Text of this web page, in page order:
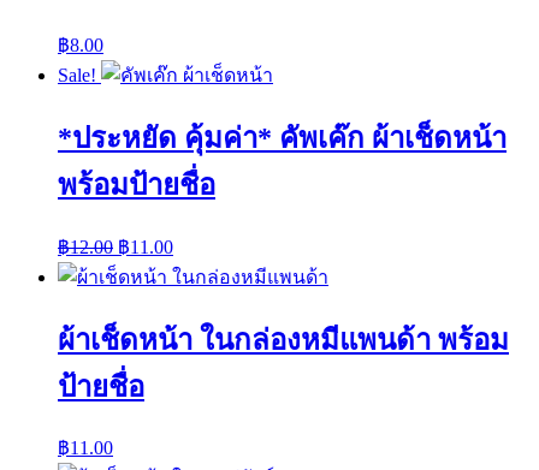
฿8.00
Sale!
*ประหยัด คุ้มค่า* คัพเค๊ก ผ้าเช็ดหน้า
พร้อมป้ายชื่อ
฿12.00 ฿11.00
ผ้าเช็ดหน้า ในกล่องหมีแพนด้า พร้อม
ป้ายชื่อ
฿11.00